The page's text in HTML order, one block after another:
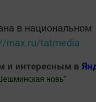
в национальном
max.ru/tatmedia
и интересным в
Шешминская новь"